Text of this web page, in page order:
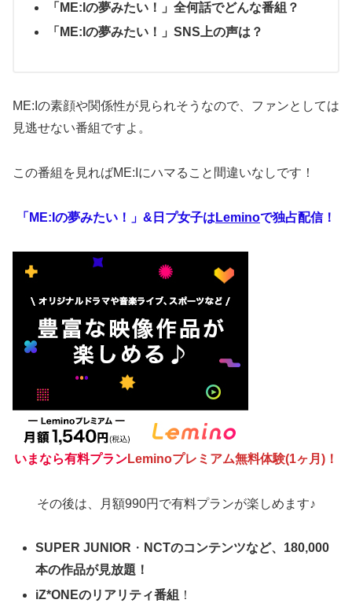
「ME:Iの夢みたい！」全何話でどんな番組？
「ME:Iの夢みたい！」SNS上の声は？
ME:Iの素顔や関係性が見られそうなので、ファンとしては
見逃せない番組ですよ。
この番組を見ればME:Iにハマること間違いなしです！
「ME:Iの夢みたい！」&日プ女子は Leminoで独占配信！
いまなら有料プランLeminoプレミアム無料体験(1ヶ月)！
その後は、月額990円で有料プランが楽しめます♪
SUPER JUNIOR ・ NCTのコンテンツなど、180,000
本の作品が見放題！
iZ*ONEのリアリティ番組 ！